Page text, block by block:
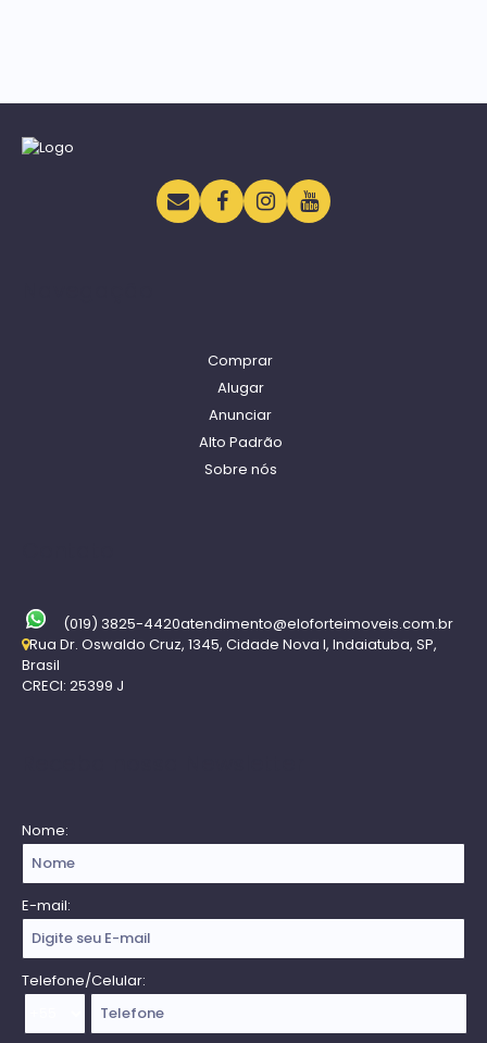
Comprar
Alugar
Anunciar
Alto Padrão
Sobre nós
(019) 3825-4420atendimento@eloforteimoveis.com.br
Rua Dr. Oswaldo Cruz, 1345, Cidade Nova I, Indaiatuba, SP,
Brasil
CRECI: 25399 J
Nome:
E-mail:
Telefone/Celular: